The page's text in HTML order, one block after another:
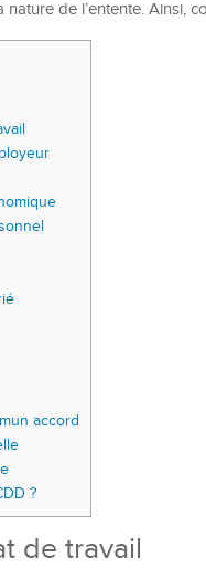
de l’entente. Ainsi,
accord
?
de travail